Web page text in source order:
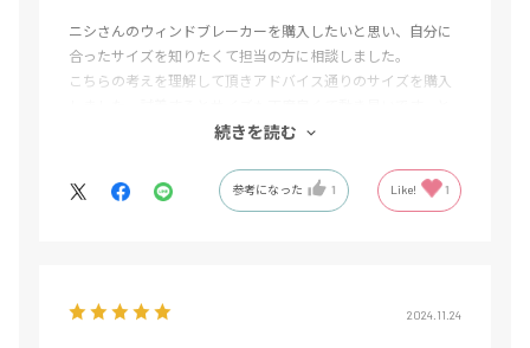
ニシさんのウィンドブレーカーを購入したいと思い、自分に
合ったサイズを知りたくて担当の方に相談しました。
こちらの考えを理解して頂きアドバイス通りのサイズを購入
ても感謝です！担当のKさん有難うございました。
続きを読む
参考になった 1 Like! 1
2024.11.24